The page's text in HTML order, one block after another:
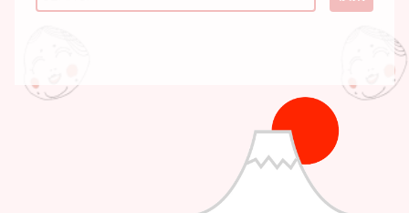
食いしん坊万歳！世界の食べ物